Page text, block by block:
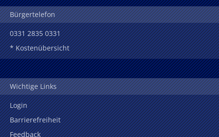
Bürgertelefon
0331 2835 0331
* Kostenübersicht
Wichtige Links
Login
Barrierefreiheit
Feedback